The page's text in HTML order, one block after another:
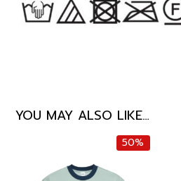
YOU MAY ALSO LIKE…
50%